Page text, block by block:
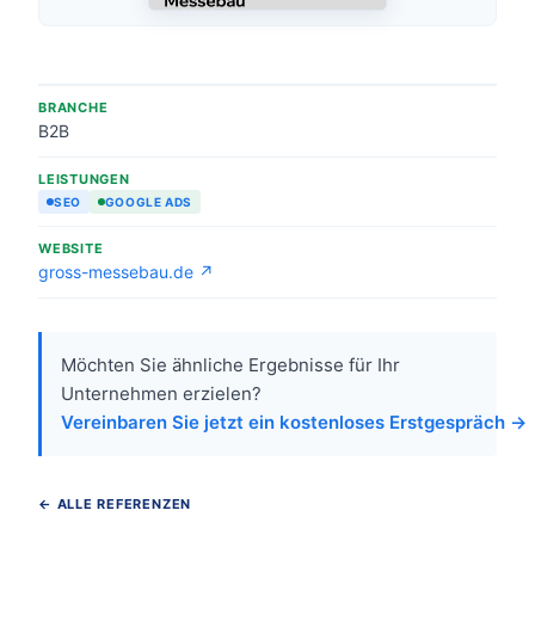
BRANCHE
B2B
LEISTUNGEN
SEO GOOGLE ADS
WEBSITE
gross-messebau.de ↗
Möchten Sie ähnliche Ergebnisse für Ihr
Unternehmen erzielen?
Vereinbaren Sie jetzt ein kostenloses Erstgespräch →
← ALLE REFERENZEN